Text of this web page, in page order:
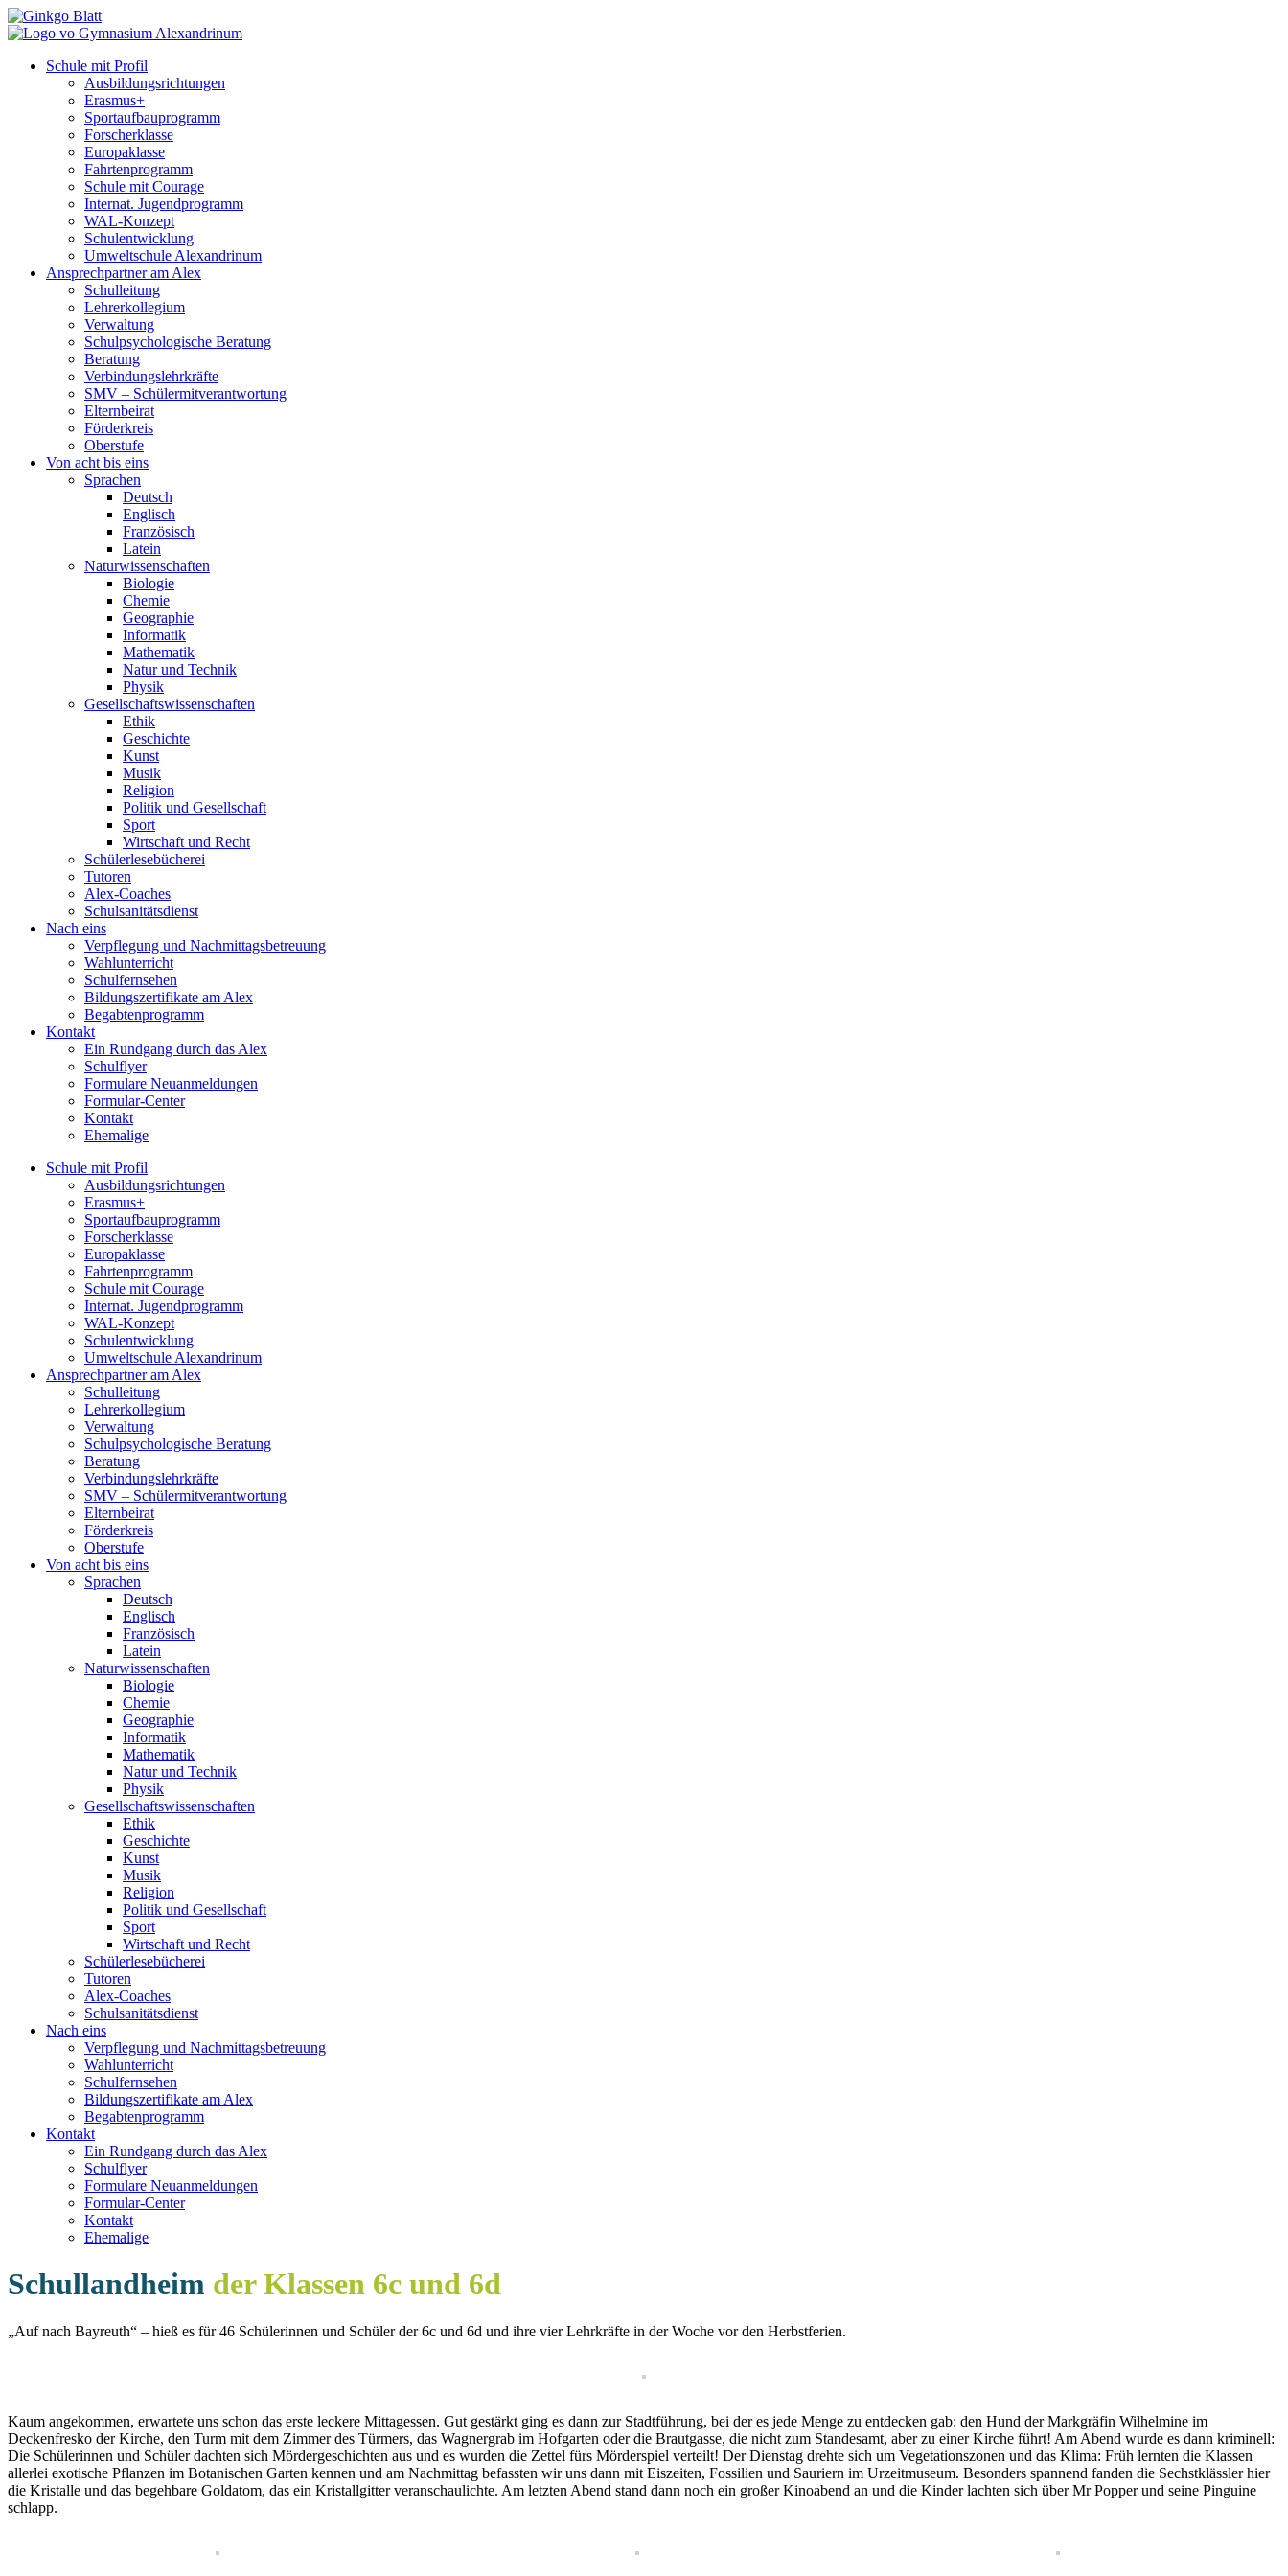
Schule mit Profil
Ausbildungsrichtungen
Erasmus+
Sportaufbauprogramm
Forscherklasse
Europaklasse
Fahrtenprogramm
Schule mit Courage
Internat. Jugendprogramm
WAL-Konzept
Schulentwicklung
Umweltschule Alexandrinum
Ansprechpartner am Alex
Schulleitung
Lehrerkollegium
Verwaltung
Schulpsychologische Beratung
Beratung
Verbindungslehrkräfte
SMV – Schülermitverantwortung
Elternbeirat
Förderkreis
Oberstufe
Von acht bis eins
Sprachen
Deutsch
Englisch
Französisch
Latein
Naturwissenschaften
Biologie
Chemie
Geographie
Informatik
Mathematik
Natur und Technik
Physik
Gesellschaftswissenschaften
Ethik
Geschichte
Kunst
Musik
Religion
Politik und Gesellschaft
Sport
Wirtschaft und Recht
Schülerlesebücherei
Tutoren
Alex-Coaches
Schulsanitätsdienst
Nach eins
Verpflegung und Nachmittagsbetreuung
Wahlunterricht
Schulfernsehen
Bildungszertifikate am Alex
Begabtenprogramm
Kontakt
Ein Rundgang durch das Alex
Schulflyer
Formulare Neuanmeldungen
Formular-Center
Kontakt
Ehemalige
Schule mit Profil
Ausbildungsrichtungen
Erasmus+
Sportaufbauprogramm
Forscherklasse
Europaklasse
Fahrtenprogramm
Schule mit Courage
Internat. Jugendprogramm
WAL-Konzept
Schulentwicklung
Umweltschule Alexandrinum
Ansprechpartner am Alex
Schulleitung
Lehrerkollegium
Verwaltung
Schulpsychologische Beratung
Beratung
Verbindungslehrkräfte
SMV – Schülermitverantwortung
Elternbeirat
Förderkreis
Oberstufe
Von acht bis eins
Sprachen
Deutsch
Englisch
Französisch
Latein
Naturwissenschaften
Biologie
Chemie
Geographie
Informatik
Mathematik
Natur und Technik
Physik
Gesellschaftswissenschaften
Ethik
Geschichte
Kunst
Musik
Religion
Politik und Gesellschaft
Sport
Wirtschaft und Recht
Schülerlesebücherei
Tutoren
Alex-Coaches
Schulsanitätsdienst
Nach eins
Verpflegung und Nachmittagsbetreuung
Wahlunterricht
Schulfernsehen
Bildungszertifikate am Alex
Begabtenprogramm
Kontakt
Ein Rundgang durch das Alex
Schulflyer
Formulare Neuanmeldungen
Formular-Center
Kontakt
Ehemalige
Schullandheim der Klassen 6c und 6d
„Auf nach Bayreuth“ – hieß es für 46 Schülerinnen und Schüler der 6c und 6d und ihre vier Lehrkräfte in der Woche vor den Herbstferien.
Kaum angekommen, erwartete uns schon das erste leckere Mittagessen. Gut gestärkt ging es dann zur Stadtführung, bei der es jede Menge zu entdecken gab: den Hund der Markgräfin Wilhelmine im
Deckenfresko der Kirche, den Turm mit dem Zimmer des Türmers, das Wagnergrab im Hofgarten oder die Brautgasse, die nicht zum Standesamt, aber zu einer Kirche führt! Am Abend wurde es dann kriminell:
Die Schülerinnen und Schüler dachten sich Mördergeschichten aus und es wurden die Zettel fürs Mörderspiel verteilt! Der Dienstag drehte sich um Vegetationszonen und das Klima: Früh lernten die Klassen
allerlei exotische Pflanzen im Botanischen Garten kennen und am Nachmittag befassten wir uns dann mit Eiszeiten, Fossilien und Sauriern im Urzeitmuseum. Besonders spannend fanden die Sechstklässler hier
die Kristalle und das begehbare Goldatom, das ein Kristallgitter veranschaulichte. Am letzten Abend stand dann noch ein großer Kinoabend an und die Kinder lachten sich über Mr Popper und seine Pinguine
schlapp.